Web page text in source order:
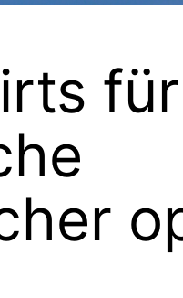
für